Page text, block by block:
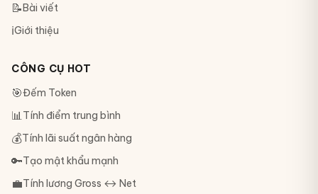
📝Bài viết
ℹ️Giới thiệu
CÔNG CỤ HOT
🎯Đếm Token
📊Tính điểm trung bình
💰Tính lãi suất ngân hàng
🔑Tạo mật khẩu mạnh
💼Tính lương Gross ↔ Net